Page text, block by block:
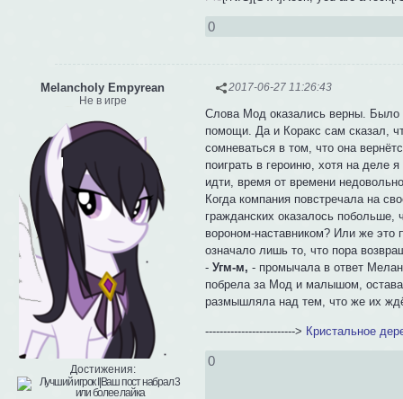
0
2017-06-27 11:26:43
Melancholy Empyrean
Не в игре
Достижения:
Слова Мод оказались верны. Было
помощи. Да и Коракс сам сказал,
сомневаться в том, что она
поиграть в героиню, хотя на деле
идти, время от времени
Когда компания повстречала на
гражданских оказалось
вороном-наставником? Или же
означало лишь то, что пора
-Угм-м, - промычала в ответ
побрела за Мод и малышом,
размышляла над тем, что же их
-------------------------> Кристальное
0